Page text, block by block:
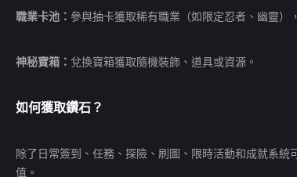
職業卡池： 參與抽卡獲取稀有職業（如限定忍者、幽靈）
神秘寶箱： 兌換寶箱獲取隨機裝飾、道具或資源。
如何獲取鑽石 ？
除了日常簽到、任務、探險、刷圖、限時活動和成就系統
值。